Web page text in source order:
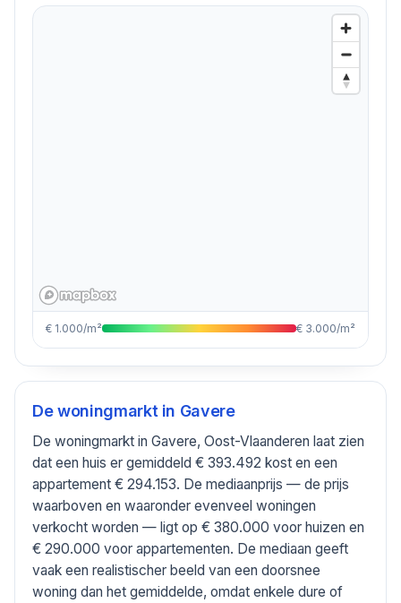
€ 1.000/m² € 3.000/m²
De woningmarkt in Gavere
De woningmarkt in Gavere, Oost-Vlaanderen laat zien
dat een huis er gemiddeld € 393.492 kost en een
appartement € 294.153. De mediaanprijs — de prijs
waarboven en waaronder evenveel woningen
verkocht worden — ligt op € 380.000 voor huizen en
€ 290.000 voor appartementen. De mediaan geeft
vaak een realistischer beeld van een doorsnee
woning dan het gemiddelde, omdat enkele dure of